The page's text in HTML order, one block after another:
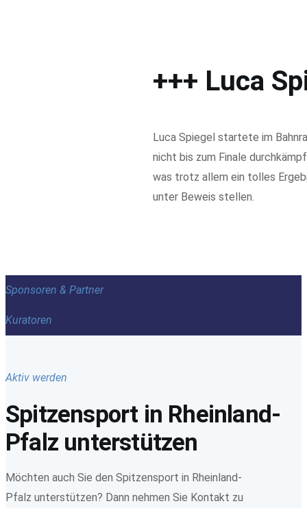
+++ Luca
Luca Spiegel startete im
nicht bis zum Finale
was trotz allem ein tolles
unter Beweis stellen.
Sponsoren & Partner
Kuratoren
Aktiv werden
Spitzensport in Rheinland-
Pfalz unterstützen
Möchten auch Sie den Spitzensport in Rheinland-
Pfalz unterstützen? Dann nehmen Sie Kontakt zu